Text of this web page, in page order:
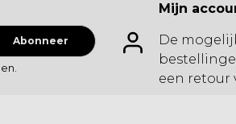
Abonneer
Mijn
De
een retour